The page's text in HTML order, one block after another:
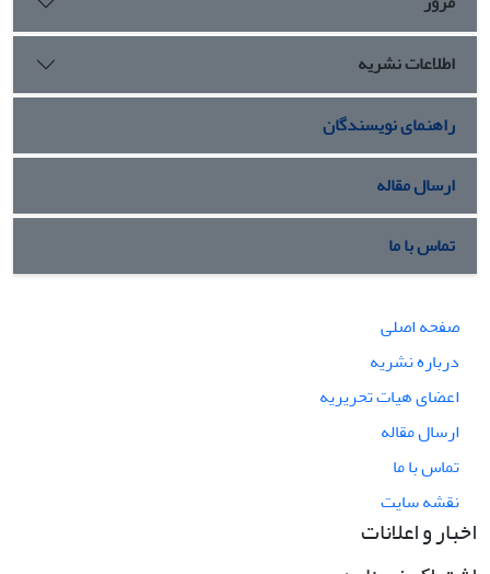
اطلاعات نشریه
راهنمای نویسندگان
ارسال مقاله
تماس با ما
صفحه اصلی
درباره نشریه
اعضای هیات تحریریه
ارسال مقاله
تماس با ما
نقشه سایت
اخبار و اعلانات